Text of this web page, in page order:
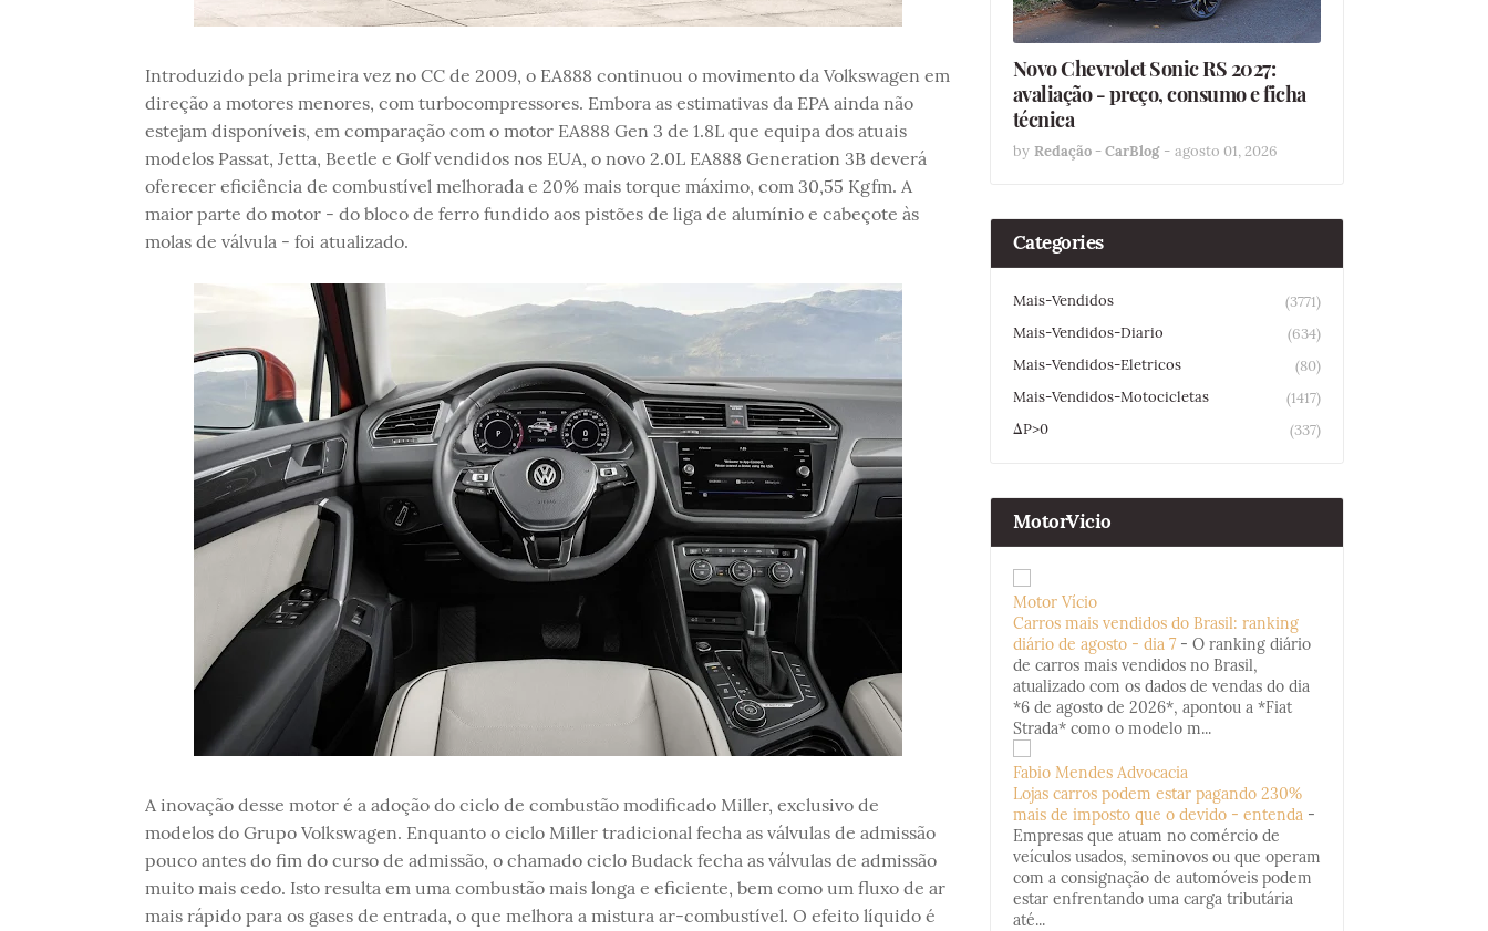
Introduzido pela primeira vez no CC de 2009, o EA888 continuou o movimento da Volkswagen em
direção a motores menores, com turbocompressores. Embora as estimativas da EPA ainda não
estejam disponíveis, em comparação com o motor EA888 Gen 3 de 1.8L que equipa dos atuais
modelos Passat, Jetta, Beetle e Golf vendidos nos EUA, o novo 2.0L EA888 Generation 3B deverá
oferecer eficiência de combustível melhorada e 20% mais torque máximo, com 30,55 Kgfm. A
maior parte do motor - do bloco de ferro fundido aos pistões de liga de alumínio e cabeçote às
molas de válvula - foi atualizado.
A inovação desse motor é a adoção do ciclo de combustão modificado Miller, exclusivo de
modelos do Grupo Volkswagen. Enquanto o ciclo Miller tradicional fecha as válvulas de admissão
pouco antes do fim do curso de admissão, o chamado ciclo Budack fecha as válvulas de admissão
muito mais cedo. Isto resulta em uma combustão mais longa e eficiente, bem como um fluxo de ar
mais rápido para os gases de entrada, o que melhora a mistura ar-combustível. O efeito líquido é
Novo Chevrolet Sonic RS 2027:
avaliação - preço, consumo e ficha
técnica
by Redação - CarBlog - agosto 01, 2026
Categories
Mais-Vendidos
(3771)
Mais-Vendidos-Diario
(634)
Mais-Vendidos-Eletricos
(80)
Mais-Vendidos-Motocicletas
(1417)
ΔP>0
(337)
MotorVicio
Motor Vício
Carros mais vendidos do Brasil: ranking
diário de agosto - dia 7 - O ranking diário
de carros mais vendidos no Brasil,
atualizado com os dados de vendas do dia
*6 de agosto de 2026*, apontou a *Fiat
Strada* como o modelo m...
Fabio Mendes Advocacia
Lojas carros podem estar pagando 230%
mais de imposto que o devido - entenda -
Empresas que atuam no comércio de
veículos usados, seminovos ou que operam
com a consignação de automóveis podem
estar enfrentando uma carga tributária
até...